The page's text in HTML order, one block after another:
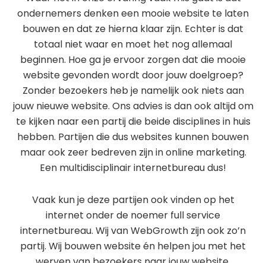
ondernemers denken een mooie website te laten
bouwen en dat ze hierna klaar zijn. Echter is dat
totaal niet waar en moet het nog allemaal
beginnen. Hoe ga je ervoor zorgen dat die mooie
website gevonden wordt door jouw doelgroep?
Zonder bezoekers heb je namelijk ook niets aan
jouw nieuwe website. Ons advies is dan ook altijd om
te kijken naar een partij die beide disciplines in huis
hebben. Partijen die dus websites kunnen bouwen
maar ook zeer bedreven zijn in online marketing.
Een multidisciplinair internetbureau dus!
Vaak kun je deze partijen ook vinden op het
internet onder de noemer full service
internetbureau. Wij van WebGrowth zijn ook zo’n
partij. Wij bouwen website én helpen jou met het